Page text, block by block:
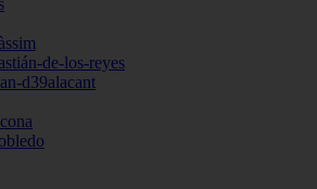
de-los-reyes
d39alacant